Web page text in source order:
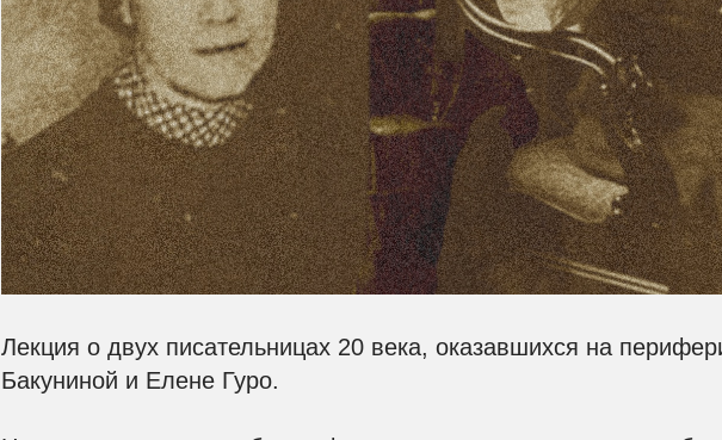
Лекция о двух писательницах 20 века, оказавшихся на
Бакуниной и Елене Гуро.